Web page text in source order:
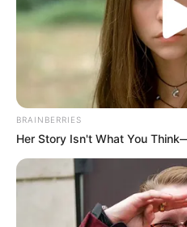
BRAINBERRIES
Her Story Isn't What You